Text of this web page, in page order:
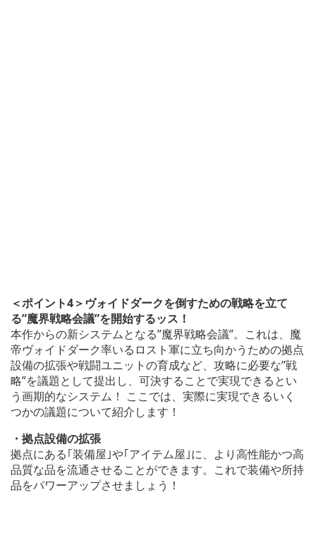
＜ポイント4＞ヴォイドダークを倒すための戦略を立て
る”魔界戦略会議”を開始するッス！
本作からの新システムとなる”魔界戦略会議”。これは、魔
帝ヴォイドダーク率いるロスト軍に立ち向かうための拠点
設備の拡張や戦闘ユニットの育成など、攻略に必要な”戦
略”を議題として提出し、可決することで実現できるとい
う画期的なシステム！ ここでは、実際に実現できるいく
つかの議題について紹介します！
・拠点設備の拡張
拠点にある｢装備屋｣や｢アイテム屋｣に、より高性能かつ高
品質な品を流通させることができます。これで装備や所持
品をパワーアップさせましょう！